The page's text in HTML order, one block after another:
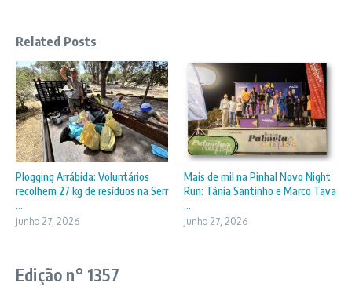
Related Posts
Plogging Arrábida: Voluntários
recolhem 27 kg de resíduos na Serr
...
Junho 27, 2026
Mais de mil na Pinhal Novo Night
Run: Tânia Santinho e Marco Tava
...
Junho 27, 2026
Edição n° 1357